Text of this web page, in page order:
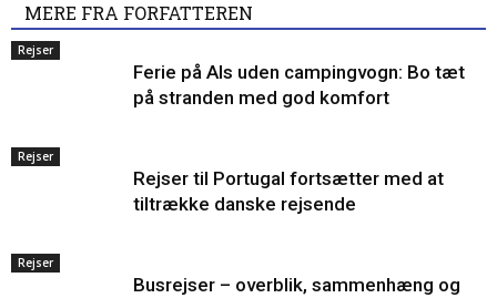
MERE FRA FORFATTEREN
Rejser
Ferie på Als uden campingvogn: Bo tæt
på stranden med god komfort
Rejser
Rejser til Portugal fortsætter med at
tiltrække danske rejsende
Rejser
Busrejser – overblik, sammenhæng og